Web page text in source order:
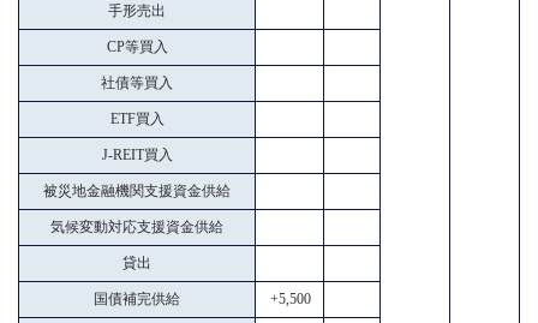
手形売出
CP等買入
社債等買入
ETF買入
J-REIT買入
被災地金融機関支援資金供給
気候変動対応支援資金供給
貸出
国債補完供給 +5,500